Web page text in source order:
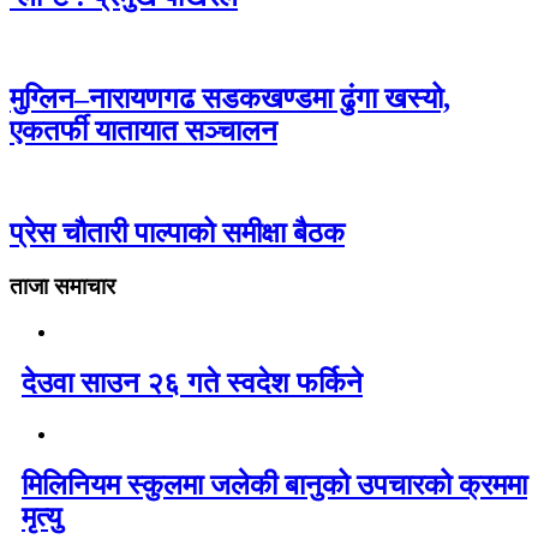
मुग्लिन–नारायणगढ सडकखण्डमा ढुंगा खस्यो,
एकतर्फी यातायात सञ्चालन
प्रेस चौतारी पाल्पाको समीक्षा बैठक
ताजा समाचार
देउवा साउन २६ गते स्वदेश फर्किने
मिलिनियम स्कुलमा जलेकी बानुको उपचारको क्रममा
मृत्यु